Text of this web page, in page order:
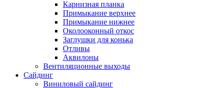
Карнизная планка
Примыкание верхнее
Примыкание нижнее
Околооконный откос
Заглушки для конька
Отливы
Аквилоны
Вентиляционные выходы
Сайдинг
Виниловый сайдинг